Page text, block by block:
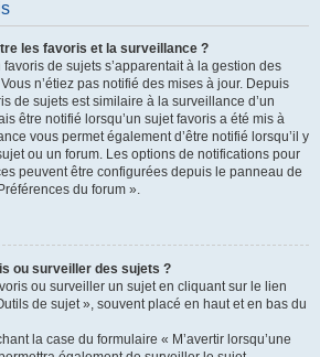
les favoris et la surveillance ?
de sujets s’apparentait à la gestion des
n’étiez pas notifié des mises à jour. Depuis
de sujets est similaire à la surveillance d’un
être notifié lorsqu’un sujet favoris a été mis à
vous permet également d’être notifié lorsqu’il y
ou un forum. Les options de notifications pour
peuvent être configurées depuis le panneau de
du forum ».
ou surveiller des sujets ?
ou surveiller un sujet en cliquant sur le lien
de sujet », souvent placé en haut et en bas du
la case du formulaire « M’avertir lorsqu’une